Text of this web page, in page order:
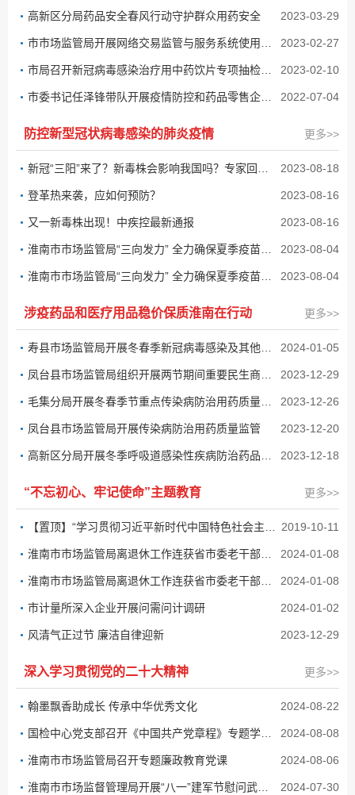
高新区分局药品安全春风行动守护群众用药安全 2023-03-29
2023-02-27
2023-02-10
2022-07-04
防控新型冠状病毒感染的肺炎疫情 更多>>
2023-08-18
登革热来袭，应如何预防？ 2023-08-16
又一新毒株出现！中疾控最新通报 2023-08-16
2023-08-04
2023-08-04
涉疫药品和医疗用品稳价保质淮南在行动 更多>>
2024-01-05
2023-12-29
2023-12-26
凤台县市场监管局开展传染病防治用药质量监管 2023-12-20
2023-12-18
“不忘初心、牢记使命”主题教育 更多>>
2019-10-11
2024-01-08
2024-01-08
市计量所深入企业开展问需问计调研 2024-01-02
风清气正过节 廉洁自律迎新 2023-12-29
深入学习贯彻党的二十大精神 更多>>
翰墨飘香助成长 传承中华优秀文化 2024-08-22
2024-08-08
淮南市市场监管局召开专题廉政教育党课 2024-08-06
2024-07-30